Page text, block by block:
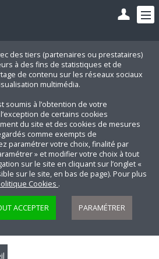
des tiers (partenaires ou prestataires)
à des fins de statistiques et de
de contenu sur les réseaux sociaux
multimédia.
soumis à l’obtention de votre
de certains cookies
du site et des cookies de mesures
comme exempts de
paramétrer votre choix, finalité par
» et modifier votre choix à tout
sur le site en cliquant sur l’onglet «
sur le site, en bas de page). Pour plus
Cookies .
ACCEPTER PARAMÉTRER